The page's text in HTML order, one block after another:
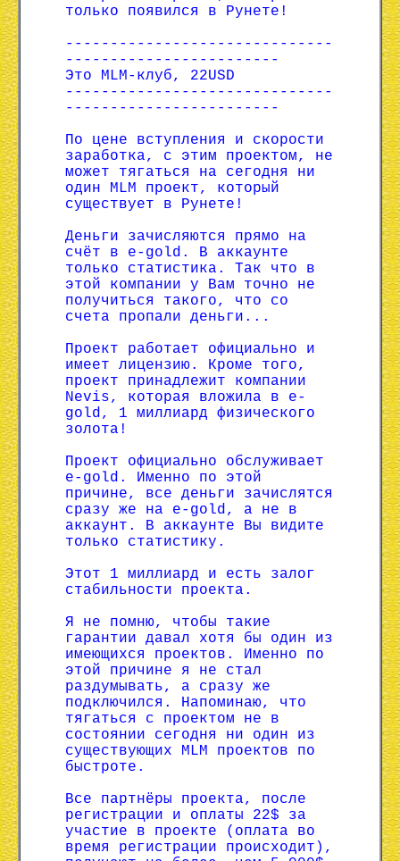
только появился в Рунете!
------------------------------
------------------------
Это MLM-клуб, 22USD
------------------------------
------------------------
По цене вступления и скорости
заработка, с этим проектом, не
может тягаться на сегодня ни
один MLM проект, который
существует в Рунете!
Деньги зачисляются прямо на
счёт в e-gold. В аккаунте
только статистика. Так что в
этой компании у Вам точно не
получиться такого, что со
счета пропали деньги...
Проект работает официально и
имеет лицензию. Кроме того,
проект принадлежит компании
Nevis, которая вложила в e-
gold, 1 миллиард физического
золота!
Проект официально обслуживает
e-gold. Именно по этой
причине, все деньги зачислятся
сразу же на e-gold, а не в
аккаунт. В аккаунте Вы видите
только статистику.
Этот 1 миллиард и есть залог
стабильности проекта.
Я не помню, чтобы такие
гарантии давал хотя бы один из
имеющихся проектов. Именно по
этой причине я не стал
раздумывать, а сразу же
подключился. Напоминаю, что
тягаться с проектом не в
состоянии сегодня ни один из
существующих MLM проектов по
быстроте.
Все партнёры проекта, после
регистрации и оплаты 22$ за
участие в проекте (оплата во
время регистрации происходит),